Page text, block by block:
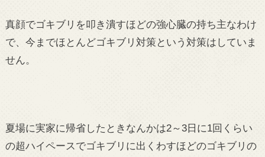
真顔でゴキブリを叩き潰すほどの強心臓の持ち主なわけ
で、今までほとんどゴキブリ対策という対策はしていま
せん。
夏場に実家に帰省したときなんかは2～3日に1回くらい
の超ハイペースでゴキブリに出くわすほどのゴキブリの